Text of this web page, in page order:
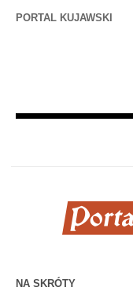
PORTAL KUJAWSKI
NA SKRÓTY